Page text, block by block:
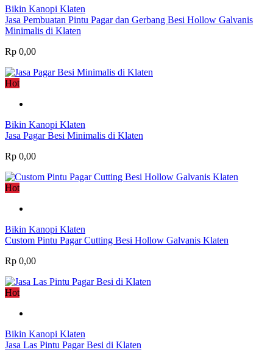
Bikin Kanopi Klaten
Jasa Pembuatan Pintu Pagar dan Gerbang Besi Hollow Galvanis
Minimalis di Klaten
Rp 0,00
Hot
Bikin Kanopi Klaten
Jasa Pagar Besi Minimalis di Klaten
Rp 0,00
Hot
Bikin Kanopi Klaten
Custom Pintu Pagar Cutting Besi Hollow Galvanis Klaten
Rp 0,00
Hot
Bikin Kanopi Klaten
Jasa Las Pintu Pagar Besi di Klaten